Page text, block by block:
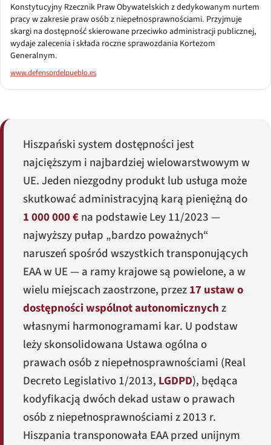
Konstytucyjny Rzecznik Praw Obywatelskich z dedykowanym nurtem
pracy w zakresie praw osób z niepełnosprawnościami. Przyjmuje
skargi na dostępność skierowane przeciwko administracji publicznej,
wydaje zalecenia i składa roczne sprawozdania Kortezom
Generalnym.
www.defensordelpueblo.es
Hiszpański system dostępności jest
najcięższym i najbardziej wielowarstwowym w
UE. Jeden niezgodny produkt lub usługa może
skutkować administracyjną karą pieniężną do
1 000 000 €na podstawie Ley 11/2023 —
najwyższy pułap „bardzo poważnych“
naruszeń spośród wszystkich transponujących
EAA w UE — a ramy krajowe są powielone, a w
wielu miejscach zaostrzone, przez17 ustaw o
dostępności wspólnot autonomicznychz
własnymi harmonogramami kar. U podstaw
leży skonsolidowana Ustawa ogólna o
prawach osób z niepełnosprawnościami (Real
Decreto Legislativo 1/2013, LGDPD), będąca
kodyfikacją dwóch dekad ustaw o prawach
osób z niepełnosprawnościami z 2013 r.
Hiszpania transponowała EAA przed unijnym